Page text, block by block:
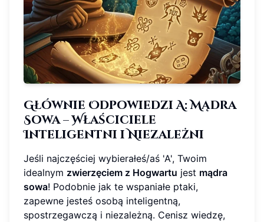
Głównie Odpowiedzi A: Mądra
Sowa – Właściciele
Inteligentni i Niezależni
Jeśli najczęściej wybierałeś/aś 'A', Twoim
idealnym zwierzęciem z Hogwartu jest mądra
sowa! Podobnie jak te wspaniałe ptaki,
zapewne jesteś osobą inteligentną,
spostrzegawczą i niezależną. Cenisz wiedzę,